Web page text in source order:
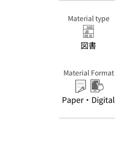
Material type
図書
Material Format
Paper・Digital